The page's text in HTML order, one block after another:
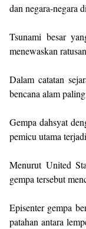
dan negara-negara
Tsunami besar
menewaskan
Dalam catatan
bencana alam
Gempa dahsyat
pemicu utama
Menurut United
gempa tersebut
Episenter gempa
patahan antara